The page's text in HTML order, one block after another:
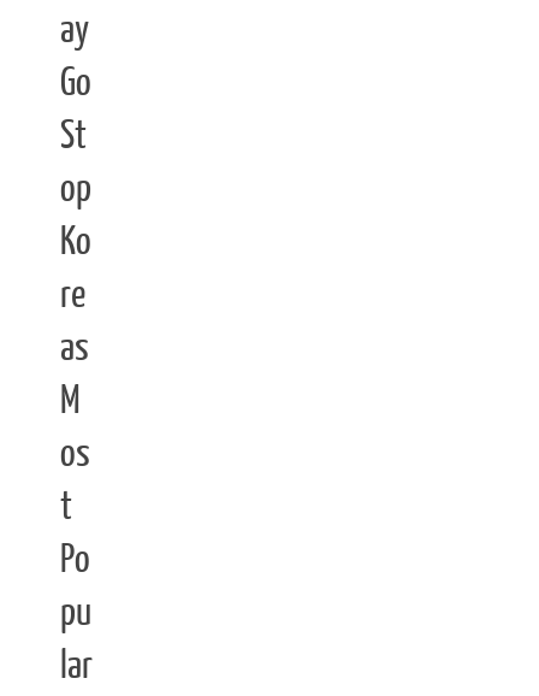
ay
Go
St
op
Ko
re
as
M
os
t
Po
pu
lar